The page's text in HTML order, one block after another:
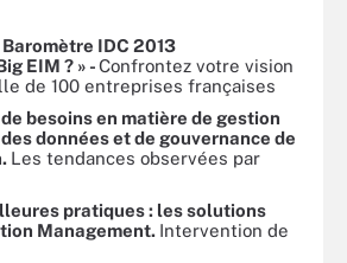
IDC 2013
EIM ? » -Confrontez votre vision
de 100 entreprises françaises
besoins en matière de gestion
données et de gouvernance de
Les tendances observées par
pratiques : les solutions
Management. Intervention de